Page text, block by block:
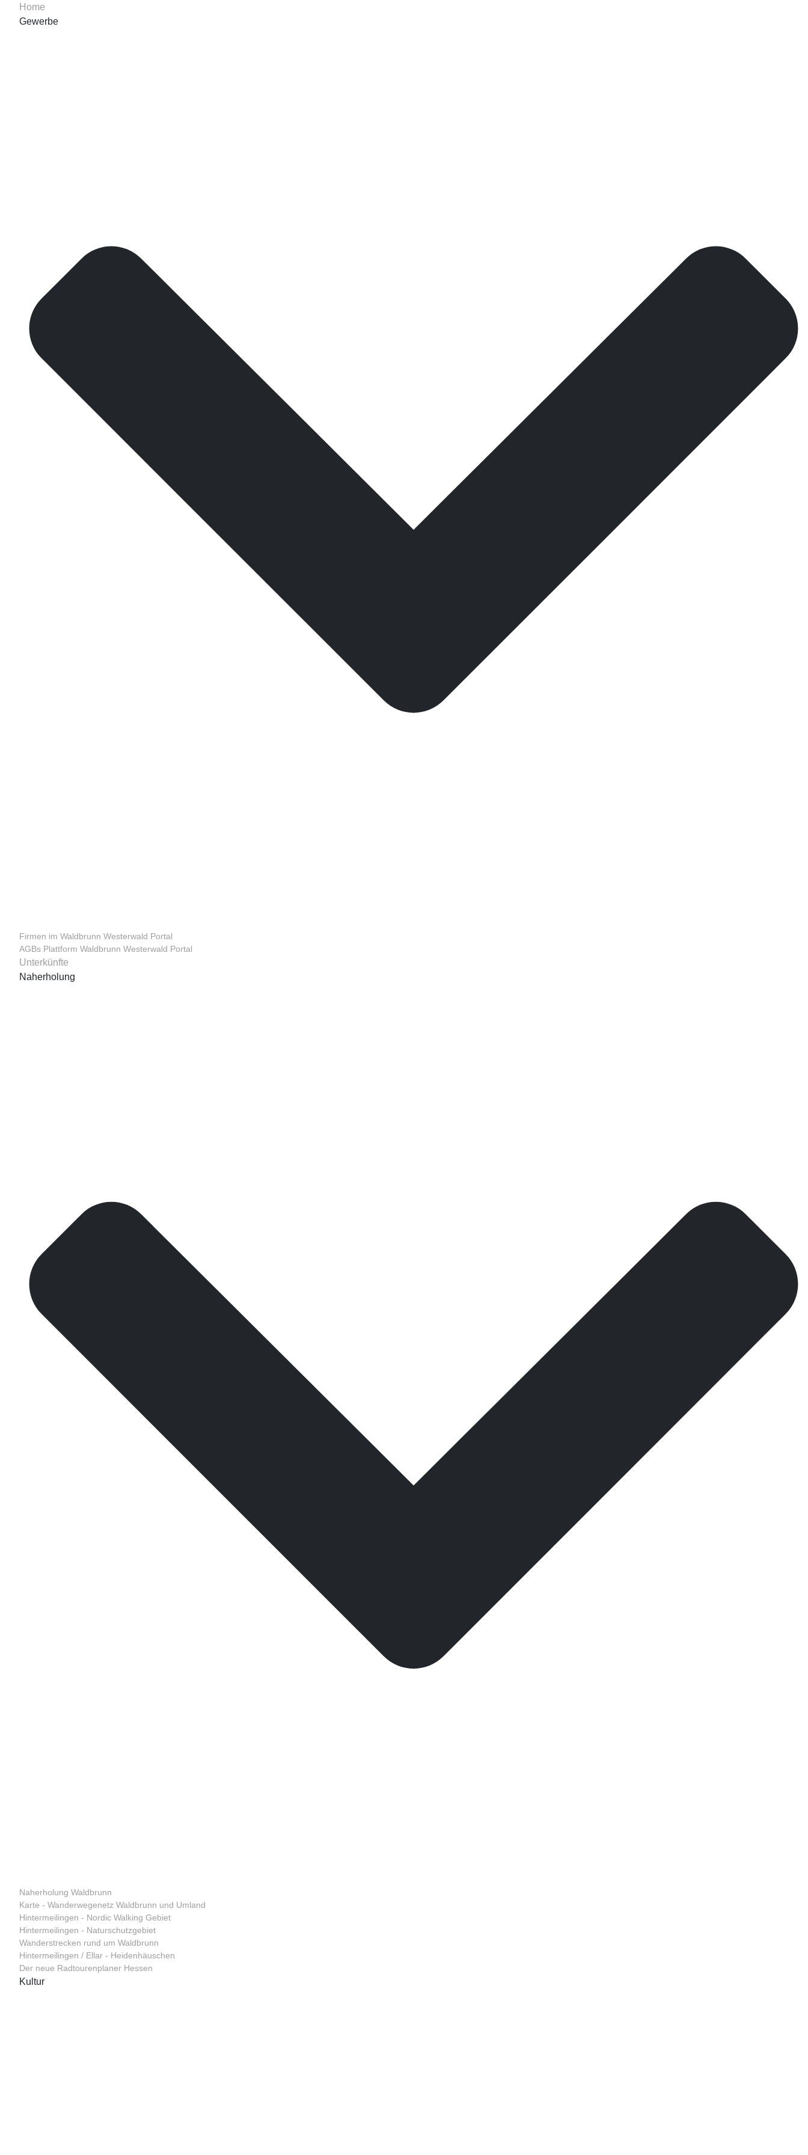
Home
Gewerbe
Firmen im Waldbrunn Westerwald Portal
AGBs Plattform Waldbrunn Westerwald Portal
Unterkünfte
Naherholung
Naherholung Waldbrunn
Karte - Wanderwegenetz Waldbrunn und Umland
Hintermeilingen - Nordic Walking Gebiet
Hintermeilingen - Naturschutzgebiet
Wanderstrecken rund um Waldbrunn
Hintermeilingen / Ellar - Heidenhäuschen
Der neue Radtourenplaner Hessen
Kultur